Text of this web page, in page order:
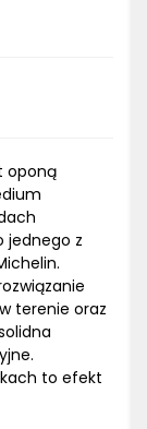
oponą
jednego z
terenie oraz
to efekt